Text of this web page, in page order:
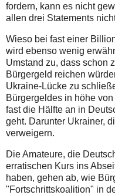
fordern, kann es nicht
allen drei Statements
Wieso bei fast einer
wird ebenso wenig
Umstand zu, dass schon
Bürgergeld reichen
Ukraine-Lücke zu
Bürgergeldes in höhe
fast die Hälfte an in
geht. Darunter Ukrainer,
verweigern.
Die Amateure, die
erratischen Kurs ins
haben, gehen ab, wie
"Fortschrittskoalition" in